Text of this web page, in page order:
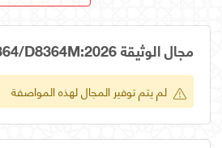
مجال الوثيقة GSO ASTM D8364/D8364M:2026
لم يتم توفير المجال لهذه المواصفة